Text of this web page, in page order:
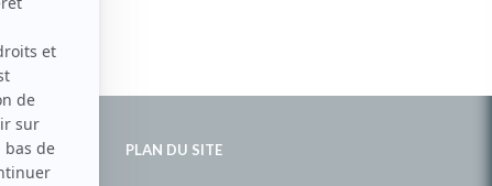
PLAN DU SITE